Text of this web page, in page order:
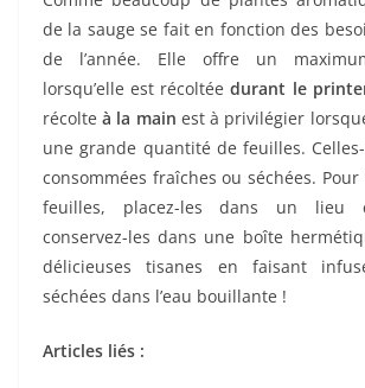
de la sauge se fait en fonction des
de l’année. Elle offre un
lorsqu’elle est récoltéedurant le
récolte à la main est à privilégier
une grande quantité de feuilles.
consommées fraîches ou séchées.
feuilles, placez-les dans un lieu
conservez-les dans une boîte
délicieuses tisanes en faisant
séchées dans l’eau bouillante !
Articles liés :